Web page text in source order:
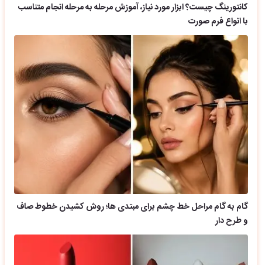
کانتورینگ چیست؟ ابزار مورد نیاز، آموزش مرحله به مرحله انجام متناسب
با انواع فرم صورت
گام به گام مراحل خط چشم برای مبتدی ها؛ روش کشیدن خطوط صاف
و طرح دار